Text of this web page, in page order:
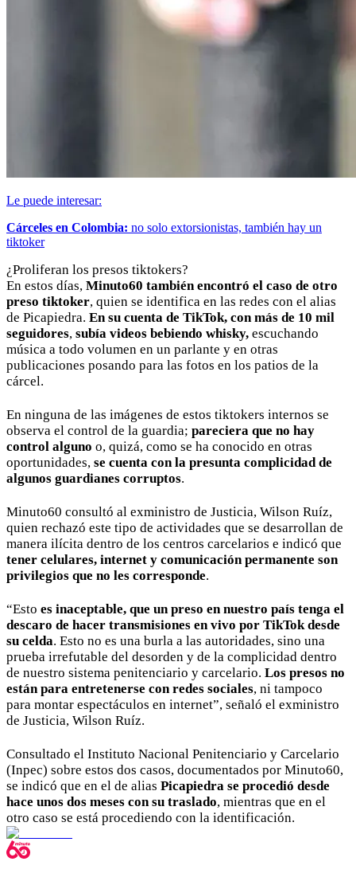
Le puede interesar:
Cárceles en Colombia: no solo extorsionistas, también hay un
tiktoker
¿Proliferan los presos tiktokers?
En estos días, Minuto60 también encontró el caso de otro
preso tiktoker, quien se identifica en las redes con el alias
de Picapiedra. En su cuenta de TikTok, con más de 10 mil
seguidores, subía videos bebiendo whisky, escuchando
música a todo volumen en un parlante y en otras
publicaciones posando para las fotos en los patios de la
cárcel.
En ninguna de las imágenes de estos tiktokers internos se
observa el control de la guardia; pareciera que no hay
control alguno o, quizá, como se ha conocido en otras
oportunidades, se cuenta con la presunta complicidad de
algunos guardianes corruptos.
Minuto60 consultó al exministro de Justicia, Wilson Ruíz,
quien rechazó este tipo de actividades que se desarrollan de
manera ilícita dentro de los centros carcelarios e indicó que
tener celulares, internet y comunicación permanente son
privilegios que no les corresponde.
“Esto es inaceptable, que un preso en nuestro país tenga el
descaro de hacer transmisiones en vivo por TikTok desde
su celda. Esto no es una burla a las autoridades, sino una
prueba irrefutable del desorden y de la complicidad dentro
de nuestro sistema penitenciario y carcelario. Los presos no
están para entretenerse con redes sociales, ni tampoco
para montar espectáculos en internet”, señaló el exministro
de Justicia, Wilson Ruíz.
Consultado el Instituto Nacional Penitenciario y Carcelario
(Inpec) sobre estos dos casos, documentados por Minuto60,
se indicó que en el de alias Picapiedra se procedió desde
hace unos dos meses con su traslado, mientras que en el
otro caso se está procediendo con la identificación.